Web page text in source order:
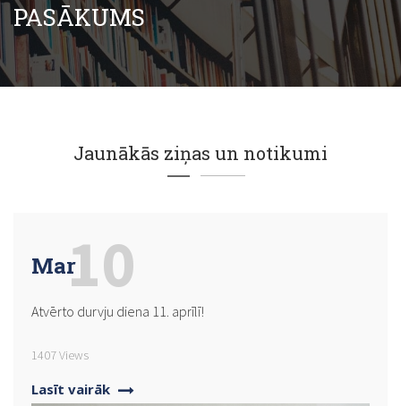
PASĀKUMS
Jaunākās ziņas un notikumi
Mar
Atvērto durvju diena 11. aprīlī!
1407 Views
Lasīt vairāk
10